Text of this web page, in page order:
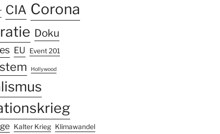
CIA Corona
Doku
EU Event 201
Hollywood
Kalter Krieg Klimawandel